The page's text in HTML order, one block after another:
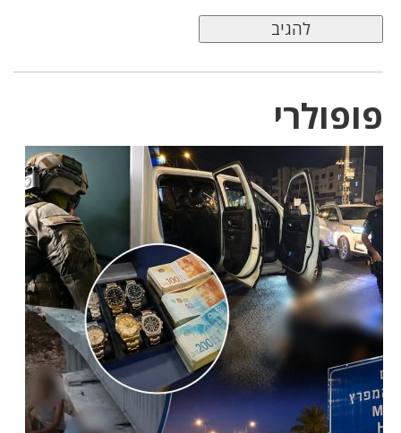
פופולרי